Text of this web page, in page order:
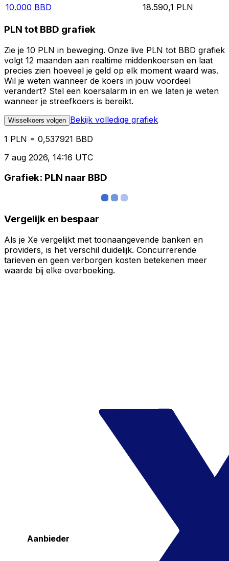
10.000 BBD 18.590,1 PLN
PLN tot BBD grafiek
Zie je 10 PLN in beweging. Onze live PLN tot BBD grafiek
volgt 12 maanden aan realtime middenkoersen en laat
precies zien hoeveel je geld op elk moment waard was.
Wil je weten wanneer de koers in jouw voordeel
verandert? Stel een koersalarm in en we laten je weten
wanneer je streefkoers is bereikt.
Wisselkoers volgen Bekijk volledige grafiek
1 PLN = 0,537921 BBD
7 aug 2026, 14:16 UTC
Grafiek: PLN naar BBD
Vergelijk en bespaar
Als je Xe vergelijkt met toonaangevende banken en
providers, is het verschil duidelijk. Concurrerende
tarieven en geen verborgen kosten betekenen meer
waarde bij elke overboeking.
Aanbieder